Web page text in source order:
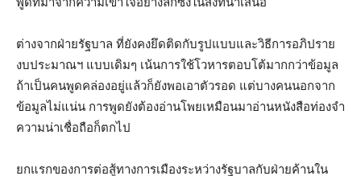
ต่างจากฝ่ายรัฐบาล ที่ยังคงยึดติดกับรูปแบบและวิธีการอภิปราย
งบประมาณฯ แบบเดิมๆ เน้นการใช้โวหารตอบโต้มากกว่าข้อมูล
ถ้าเป็นคนพูดคล่องอยู่แล้วก็ยังพอเอาตัวรอด แต่บางคนนอกจาก
ข้อมูลไม่แน่น การพูดยังต้องอ่านโพยเหมือนมาอ่านหนังสือท่องจำ
ความน่าเชื่อถือก็ตกไป
ยกแรกของการต่อสู้ทางการเมืองระหว่างรัฐบาลกับฝ่ายค้านใน